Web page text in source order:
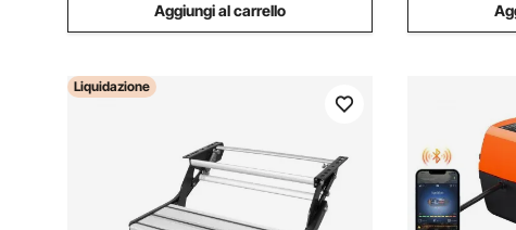
Aggiungi al carrello
Liquidazione